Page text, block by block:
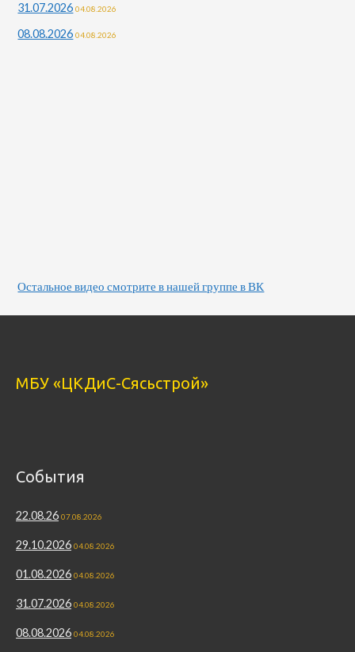
31.07.2026 04.08.2026
08.08.2026 04.08.2026
Остальное видео смотрите в нашей группе в ВК
МБУ «ЦКДиС-Сясьстрой»
События
22.08.26 07.08.2026
29.10.2026 04.08.2026
01.08.2026 04.08.2026
31.07.2026 04.08.2026
08.08.2026 04.08.2026